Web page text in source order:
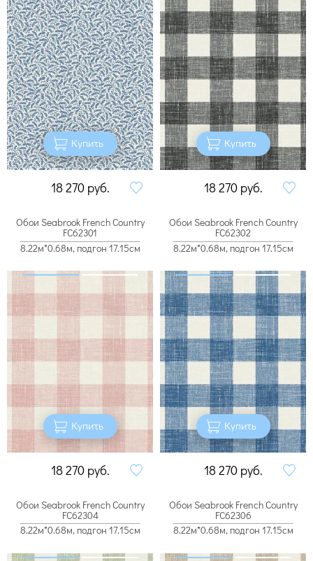
Купить
18 270 руб.
Купить
18 270 руб.
Обои Seabrook French Country
FC62301
8.22м*0.68м, подгон 17.15см
Купить
18 270 руб.
Обои Seabrook French Country
FC62302
8.22м*0.68м, подгон 17.15см
Купить
18 270 руб.
Обои Seabrook French Country
FC62304
8.22м*0.68м, подгон 17.15см
Обои Seabrook French Country
FC62306
8.22м*0.68м, подгон 17.15см